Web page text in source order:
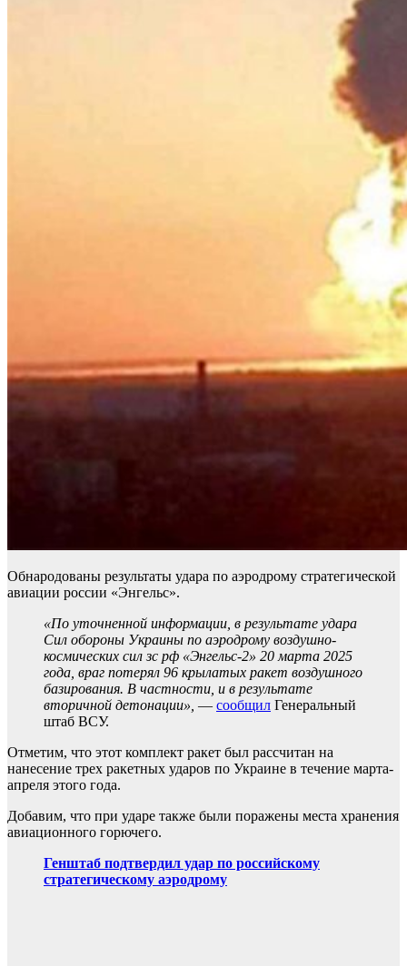
Обнародованы результаты удара по аэродрому стратегической
авиации россии «Энгельс».
«По уточненной информации, в результате удара
Сил обороны Украины по аэродрому воздушно-
космических сил зс рф «Энгельс-2» 20 марта 2025
года, враг потерял 96 крылатых ракет воздушного
базирования. В частности, и в результате
вторичной детонации», — сообщил Генеральный
штаб ВСУ.
Отметим, что этот комплект ракет был рассчитан на
нанесение трех ракетных ударов по Украине в течение марта-
апреля этого года.
Добавим, что при ударе также были поражены места хранения
авиационного горючего.
Генштаб подтвердил удар по российскому
стратегическому аэродрому